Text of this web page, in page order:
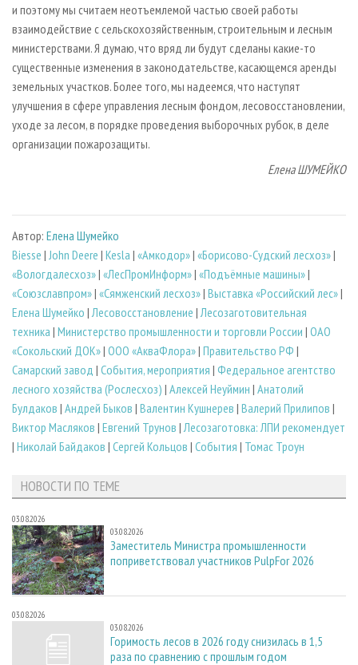
и поэтому мы считаем неотъемлемой частью своей работы
взаимодействие с сельскохозяйственным, строительным и лесным
министерствами. Я думаю, что вряд ли будут сделаны какие­-то
существенные изменения в законодательстве, касающемся аренды
земельных участков. Более того, мы надеемся, что наступят
улучшения в сфере управления лесным фондом, лесовосстановлении,
уходе за лесом, в порядке проведения выборочных рубок, в деле
организации пожарозащиты.
Елена ШУМЕЙКО
Автор: Елена Шумейко
Biesse | John Deere | Kesla | «Амкодор»| «Борисово-Судский лесхоз»|
«Вологдалесхоз»| «ЛесПромИнформ»| «Подъёмные машины»|
«Союзславпром»| «Сямженский лесхоз»| Выставка «Российский лес»|
Елена Шумейко | Лесовосстановление | Лесозаготовительная
техника | Министерство промышленности и торговли России | ОАО
«Сокольский ДОК»| ООО «АкваФлора»| Правительство РФ |
Самарский завод | События, мероприятия | Федеральное агентство
лесного хозяйства (Рослесхоз) | Алексей Неуймин | Анатолий
Булдаков | Андрей Быков | Валентин Кушнерев | Валерий Прилипов |
Виктор Масляков | Евгений Трунов | Лесозаготовка: ЛПИ рекомендует
| Николай Байдаков | Сергей Кольцов | События | Томас Троун
НОВОСТИ ПО ТЕМЕ
03.08.2026
03.08.2026
Заместитель Министра промышленности
поприветствовал участников PulpFor 2026
03.08.2026
03.08.2026
Горимость лесов в 2026 году снизилась в 1,5
раза по сравнению с прошлым годом